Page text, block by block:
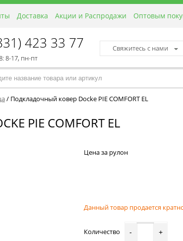
Доставка Акции и Распродажи Оптовым
423 33 77
8-17, пн-пт
Свяжитесь с нами
/ Подкладочный ковер Docke PIE COMFORT EL
PIE COMFORT EL
Цена за рулон
Данный товар продается
Количество - +